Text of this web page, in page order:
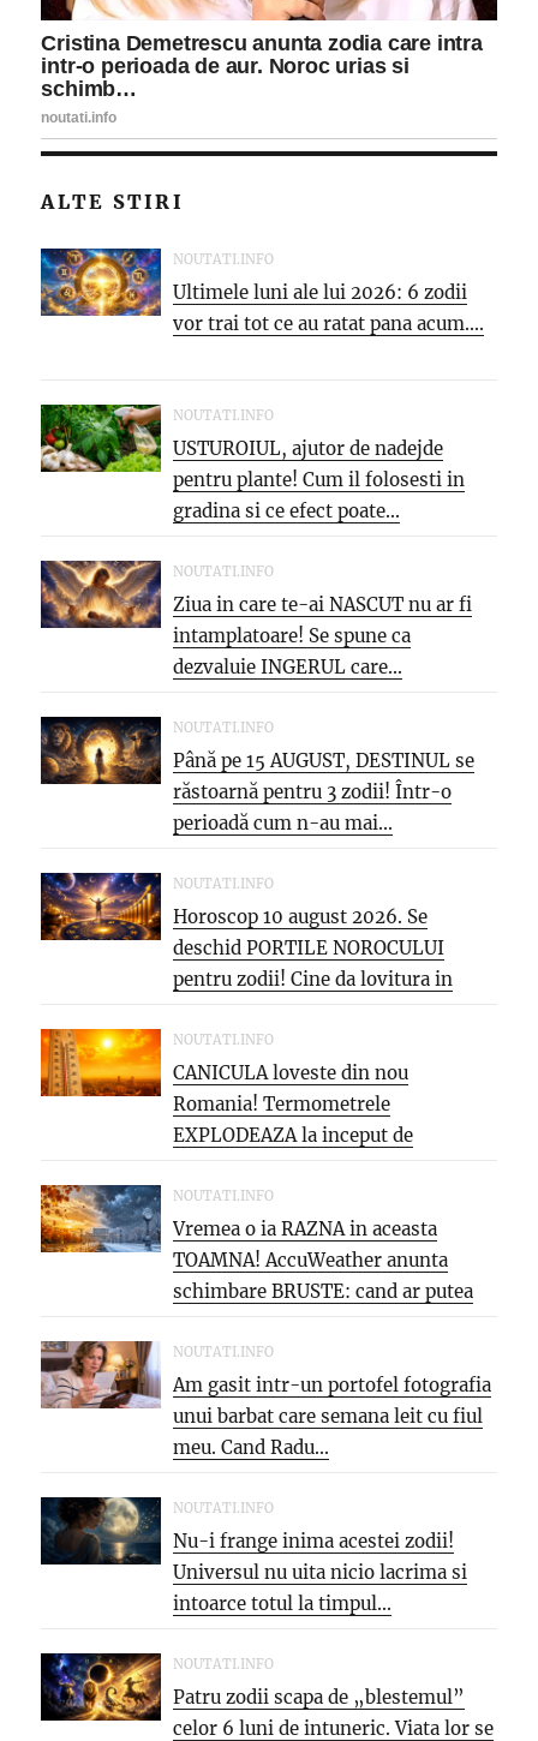
ALTE STIRI
NOUTATI.INFO
Ultimele luni ale lui 2026: 6 zodii
vor trai tot ce au ratat pana acum....
NOUTATI.INFO
USTUROIUL, ajutor de nadejde
pentru plante! Cum il folosesti in
gradina si ce efect poate...
NOUTATI.INFO
Ziua in care te-ai NASCUT nu ar fi
intamplatoare! Se spune ca
dezvaluie INGERUL care...
NOUTATI.INFO
Până pe 15 AUGUST, DESTINUL se
răstoarnă pentru 3 zodii! Într-o
perioadă cum n-au mai...
NOUTATI.INFO
Horoscop 10 august 2026. Se
deschid PORTILE NOROCULUI
pentru zodii! Cine da lovitura in
cariera...
NOUTATI.INFO
CANICULA loveste din nou
Romania! Termometrele
EXPLODEAZA la inceput de
saptamana: aproape 40°C si
PARJOL...
NOUTATI.INFO
Vremea o ia RAZNA in aceasta
TOAMNA! AccuWeather anunta
schimbare BRUSTE: cand ar putea
veni...
NOUTATI.INFO
Am gasit intr-un portofel fotografia
unui barbat care semana leit cu fiul
meu. Cand Radu...
NOUTATI.INFO
Nu-i frange inima acestei zodii!
Universul nu uita nicio lacrima si
intoarce totul la timpul...
NOUTATI.INFO
Patru zodii scapa de „blestemul”
celor 6 luni de intuneric. Viata lor se